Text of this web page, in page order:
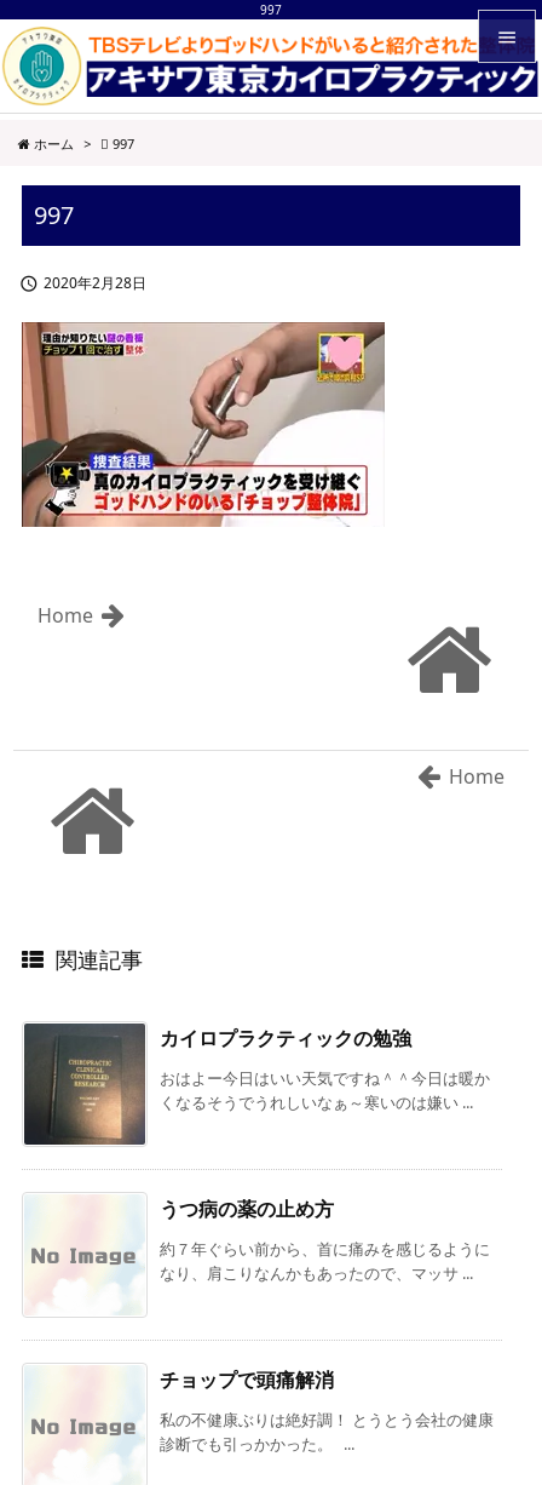
997


メニュ
ホーム > 997
997
 2020年2月28日
Home
Home
関連記事
カイロプラクティックの勉強
おはよー今日はいい天気ですね＾＾今日は暖か
くなるそうでうれしいなぁ～寒いのは嫌い ...
うつ病の薬の止め方
約７年ぐらい前から、首に痛みを感じるように
なり、肩こりなんかもあったので、マッサ ...
チョップで頭痛解消
私の不健康ぶりは絶好調！ とうとう会社の健康
診断でも引っかかった。 ...